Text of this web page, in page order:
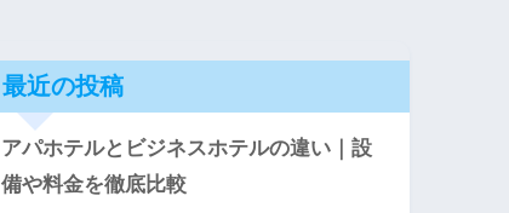
最近の投稿
アパホテルとビジネスホテルの違い｜設
備や料金を徹底比較